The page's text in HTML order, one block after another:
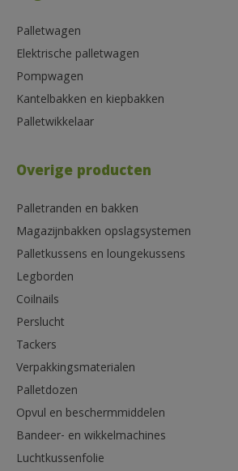
Palletwagen
Elektrische palletwagen
Pompwagen
Kantelbakken en kiepbakken
Palletwikkelaar
Overige producten
Palletranden en bakken
Magazijnbakken opslagsystemen
Palletkussens en loungekussens
Legborden
Coilnails
Perslucht
Tackers
Verpakkingsmaterialen
Palletdozen
Opvul en beschermmiddelen
Bandeer- en wikkelmachines
Luchtkussenfolie